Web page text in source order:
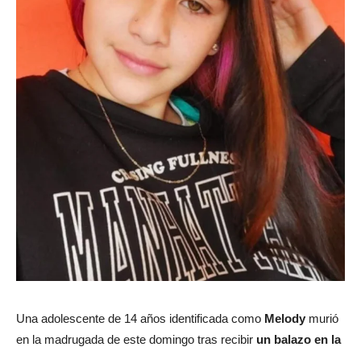
Una adolescente de 14 años identificada como Melody murió
en la madrugada de este domingo tras recibir un balazo en la